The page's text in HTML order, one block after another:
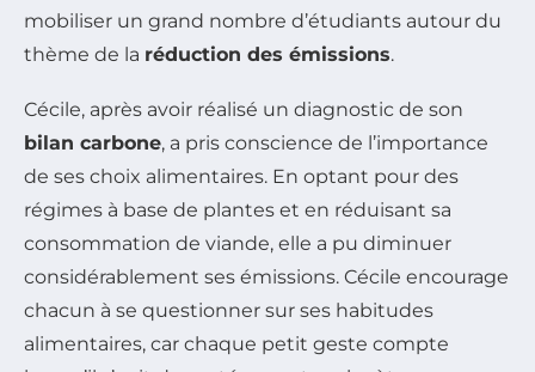
mobiliser un grand nombre d’étudiants autour du
thème de la réduction des émissions.
Cécile, après avoir réalisé un diagnostic de son
bilan carbone, a pris conscience de l’importance
de ses choix alimentaires. En optant pour des
régimes à base de plantes et en réduisant sa
consommation de viande, elle a pu diminuer
considérablement ses émissions. Cécile encourage
chacun à se questionner sur ses habitudes
alimentaires, car chaque petit geste compte